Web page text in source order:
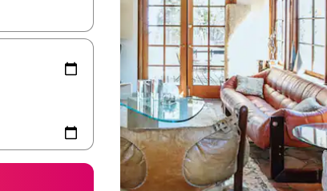
용하거나 터치 또는 스와이프 동작으로 탐색하세요.